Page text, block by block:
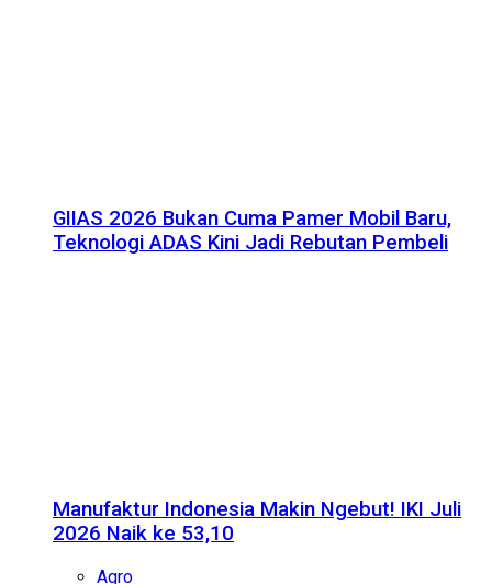
GIIAS 2026 Bukan Cuma Pamer Mobil Baru,
Teknologi ADAS Kini Jadi Rebutan Pembeli
Manufaktur Indonesia Makin Ngebut! IKI Juli
2026 Naik ke 53,10
Agro